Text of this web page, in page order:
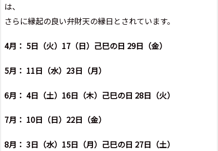
は、
さらに縁起の良い弁財天の縁日とされています。
4月： 5日（火）17（日）己巳の日 29日（金）
5月： 11日（水）23日（月）
6月： 4日（土）16日（木）己巳の日 28日（火）
7月： 10日（日）22日（金）
8月： 3日（水）15日（月）己巳の日 27日（土）